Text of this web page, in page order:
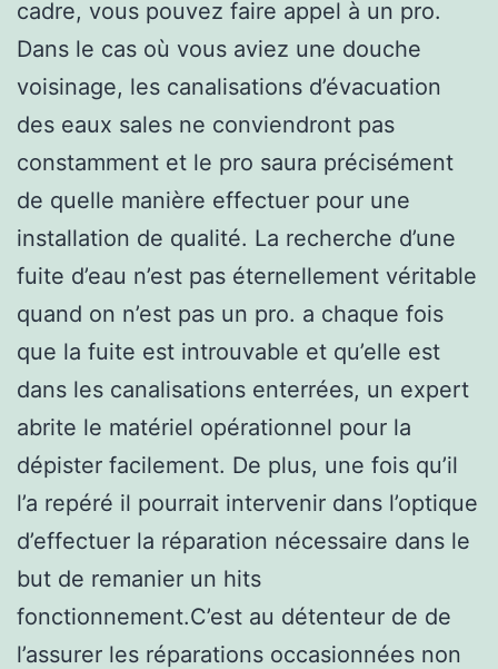
cadre, vous pouvez faire appel à un pro.
Dans le cas où vous aviez une douche
voisinage, les canalisations d’évacuation
des eaux sales ne conviendront pas
constamment et le pro saura précisément
de quelle manière effectuer pour une
installation de qualité. La recherche d’une
fuite d’eau n’est pas éternellement véritable
quand on n’est pas un pro. a chaque fois
que la fuite est introuvable et qu’elle est
dans les canalisations enterrées, un expert
abrite le matériel opérationnel pour la
dépister facilement. De plus, une fois qu’il
l’a repéré il pourrait intervenir dans l’optique
d’effectuer la réparation nécessaire dans le
but de remanier un hits
fonctionnement.C’est au détenteur de de
l’assurer les réparations occasionnées non